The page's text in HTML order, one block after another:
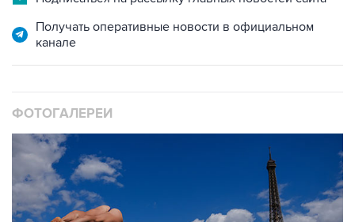
Получать оперативные новости в официальном
канале
ФОТОГАЛЕРЕИ